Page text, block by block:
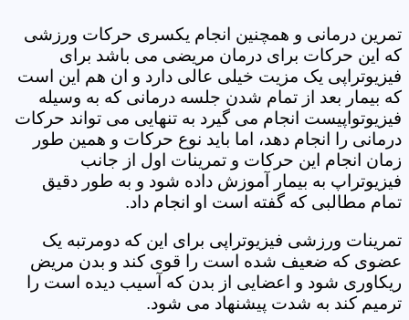
تمرین درمانی و همچنین انجام یکسری حرکات ورزشی
که این حرکات برای درمان مریضی می باشد برای
فیزیوتراپی یک مزیت خیلی عالی دارد و ان هم این است
که بیمار بعد از تمام شدن جلسه درمانی که به وسیله
فیزیوتواپیست انجام می گیرد به تنهایی می تواند حرکات
درمانی را انجام دهد، اما باید نوع حرکات و همین طور
زمان انجام این حرکات و تمرینات اول از جانب
فیزیوتراپ به بیمار آموزش داده شود و به طور دقیق
تمام مطالبی که گفته است او انجام داد.
تمرینات ورزشی فیزیوتراپی برای این که دومرتبه یک
عضوی که ضعیف شده است را قوی کند و بدن مریض
ریکاوری شود و اعضایی از بدن که آسیب دیده است را
ترمیم کند به شدت پیشنهاد می شود.